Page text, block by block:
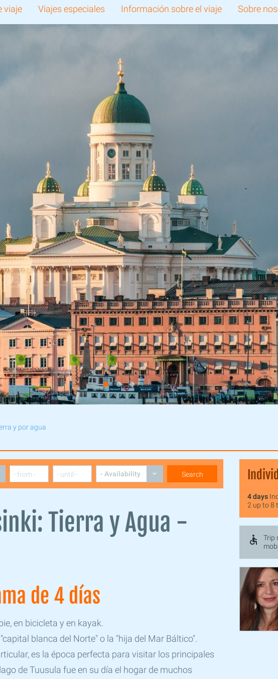
viaje Viajes especiales Información sobre el viaje Sobre
y por agua
Tierra y Agua -
de 4 días
en bicicleta y en kayak.
blanca del Norte" o la "hija del Mar Báltico".
es la época perfecta para visitar los principales
de Tuusula fue en su día el hogar de muchos
4 days
2 up to 8
Trip